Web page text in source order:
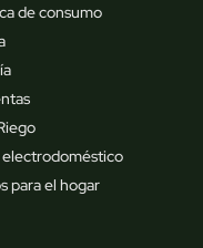
de consumo
electrodoméstico
para el hogar